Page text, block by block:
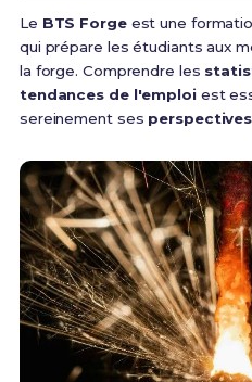
Le BTS Forgeest une
qui prépare les étudiants aux
la forge. Comprendre les
tendances de l'emploiest
sereinement ses